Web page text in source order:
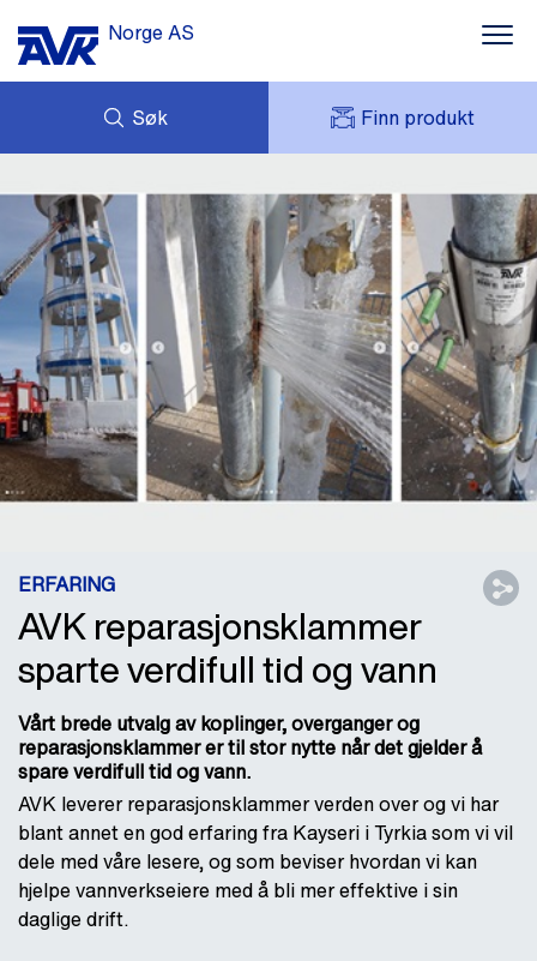
Norge AS
Søk Finn produkt
NEDLASTNINGER
KONTAKT OSS
OM AVK NORGE
REFERANSER
MITT AVK
AVK HOLDING (GROUP)
PRODUKTPROGRAM
ERFARING
AVK reparasjonsklammer
sparte verdifull tid og vann
Vårt brede utvalg av koplinger, overganger og
reparasjonsklammer er til stor nytte når det gjelder å
spare verdifull tid og vann.
AVK leverer reparasjonsklammer verden over og vi har
blant annet en god erfaring fra Kayseri i Tyrkia som vi vil
dele med våre lesere, og som beviser hvordan vi kan
hjelpe vannverkseiere med å bli mer effektive i sin
daglige drift.